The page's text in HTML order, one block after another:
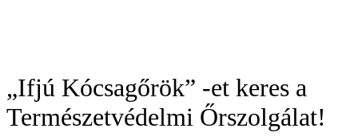
„Ifjú Kócsagőrök” -et keres a
Természetvédelmi Őrszolgálat!